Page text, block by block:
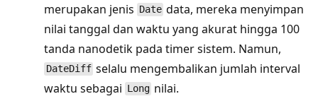
merupakan jenis Date data, mereka menyimpan
nilai tanggal dan waktu yang akurat hingga 100
tanda nanodetik pada timer sistem. Namun,
DateDiff selalu mengembalikan jumlah interval
waktu sebagai Long nilai.